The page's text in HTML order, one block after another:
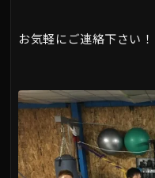
お気軽にご連絡下さい！